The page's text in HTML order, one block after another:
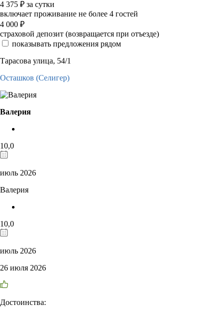
4 375 ₽ за сутки
включает проживание не более 4 гостей
4 000 ₽
страховой депозит (возвращается при отъезде)
показывать предложения рядом
Тарасова улица, 54/1
Осташков (Селигер)
Валерия
10,0
июль 2026
Валерия
10,0
июль 2026
26 июля 2026
Достоинства: